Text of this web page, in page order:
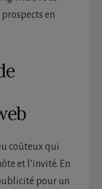
en
coûteux qui
et l’invité. En
pour un